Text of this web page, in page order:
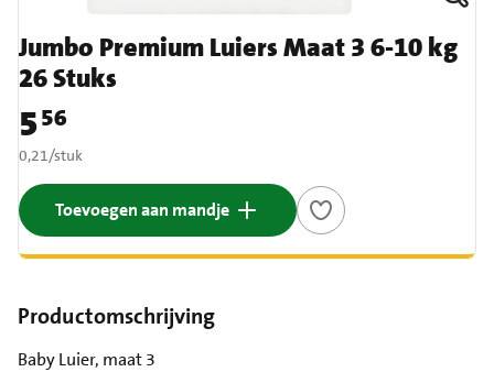
Jumbo Premium Luiers Maat 3 6-10 kg
26 Stuks
Prijs: € 5,56
556
€ 0,21 per stuk
0,21/stuk
Toevoegen aan mandje
Productomschrijving
Baby Luier, maat 3